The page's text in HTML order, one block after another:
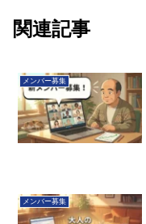
関連記事
メンバー募集
メンバー募集